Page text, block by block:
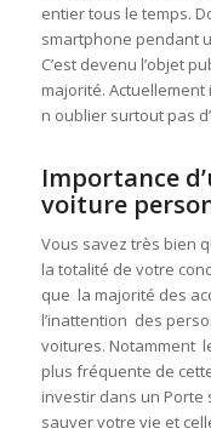
entier tous le temps.
smartphone pendant
C’est devenu l’objet
majorité.
n oublier surtout pas
Importance
voiture
Vous savez très bien
la totalité de votre
que la majorité des
l’inattention des
voitures. Notamment
plus fréquente de
investir dans un Porte
sauver votre vie et